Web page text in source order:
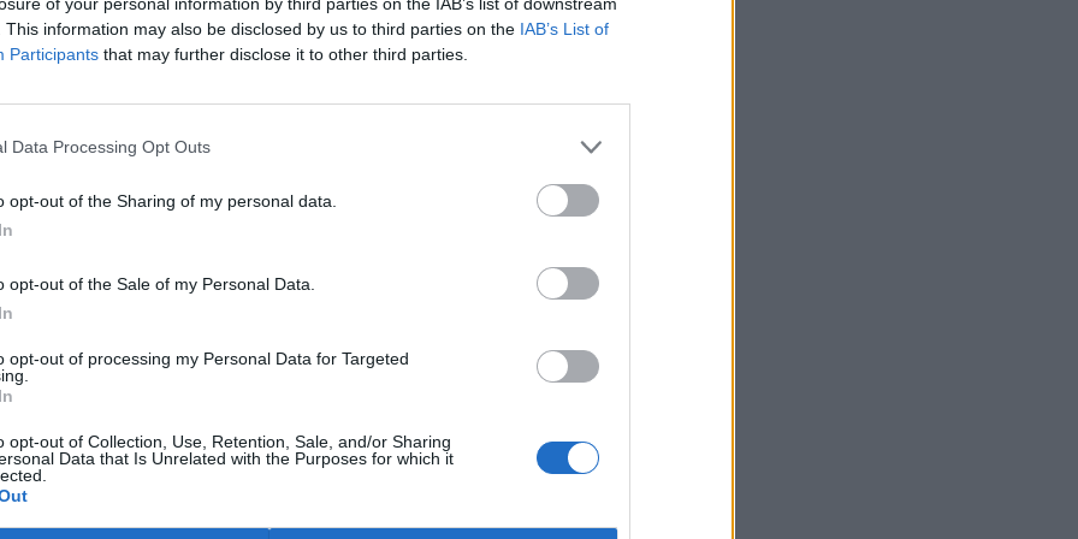
This information may also be disclosed by us to third parties on the IAB’s List of
Participants that may further disclose it to other third parties.
Data Processing Opt Outs
opt-out of the Sharing of my personal data.
opt-out of the Sale of my Personal Data.
opt-out of processing my Personal Data for Targeted
opt-out of Collection, Use, Retention, Sale, and/or Sharing
Data that Is Unrelated with the Purposes for which it
vyšel v časopise
a zavádějící
a jím vedenou kampaň
rakouský koncern ASA.
bych věnoval
Děti Země, ale i jiným
ale jen zviditelňování se na
autobusem po dálnici
absurdního. Já bych s